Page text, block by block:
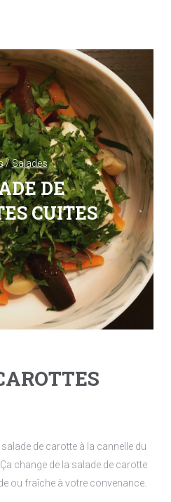
/Salades
DE
CUITES
de carotte à la cannelle du
change de la salade de carotte
ou fraîche à votre convenance.